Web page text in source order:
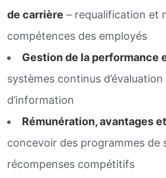
de carrière – requalification et
compétences des employés
Gestion de la performance
systèmes continus
d’information
Rémunération, avantages
concevoir des programmes de
récompenses compétitifs